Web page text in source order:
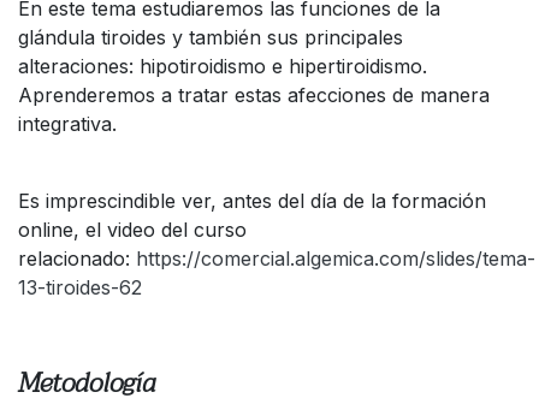
En este tema estudiaremos las funciones de la
glándula tiroides y también sus principales
alteraciones: hipotiroidismo e hipertiroidismo.
Aprenderemos a tratar estas afecciones de manera
integrativa.
Es imprescindible ver, antes del día de la formación
online, el video del curso
relacionado: https://comercial.algemica.com/slides/tema-
13-tiroides-62
Metodología